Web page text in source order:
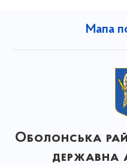
Мапа
Оболонська
державна